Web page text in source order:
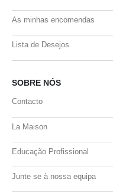
As minhas encomendas
Lista de Desejos
SOBRE NÓS
Contacto
La Maison
Educação Profissional
Junte se à nossa equipa